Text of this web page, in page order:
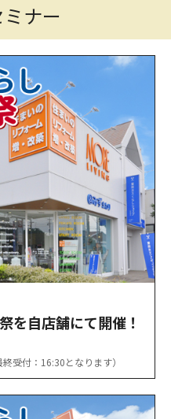
ナー
を自店舗にて開催！
受付：16:30となります）